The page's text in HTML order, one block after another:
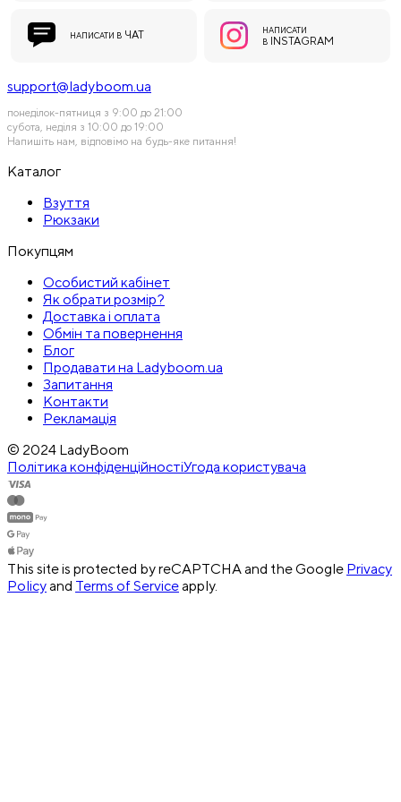
НАПИСАТИ В ЧАТ
НАПИСАТИ
В
INSTAGRAM
support@ladyboom.ua
понеділок-пятниця з 9:00 до 21:00
субота, неділя з 10:00 до 19:00
Напишіть нам, відповімо на будь-яке питання!
Каталог
Взуття
Рюкзаки
Покупцям
Особистий кабінет
Як обрати розмір?
Доставка і оплата
Обмін та повернення
Блог
Продавати на Ladyboom.ua
Запитання
Контакти
Рекламація
© 2024 LadyBoom
Політика конфіденційностіУгода користувача
This site is protected by reCAPTCHA and the Google Privacy
Policyand Terms of Serviceapply.